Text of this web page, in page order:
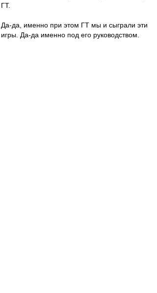
ГТ.
Да-да, именно при этом ГТ мы и сыграли эти
игры. Да-да именно под его руководством.